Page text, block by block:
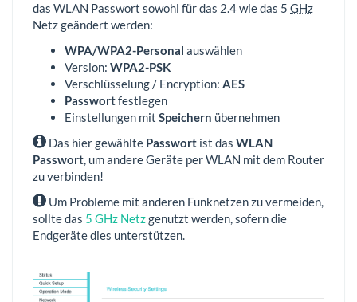
das WLAN Passwort sowohl für das 2.4 wie das 5 GHz
Netz geändert werden:
WPA/WPA2-Personal auswählen
Version: WPA2-PSK
Verschlüsselung / Encryption: AES
Passwortfestlegen
Einstellungen mit Speichern übernehmen
Das hier gewählte Passwortist das WLAN
Passwort, um andere Geräte per WLAN mit dem Router
zu verbinden!
Um Probleme mit anderen Funknetzen zu vermeiden,
sollte das 5 GHz Netzgenutzt werden, sofern die
Endgeräte dies unterstützen.